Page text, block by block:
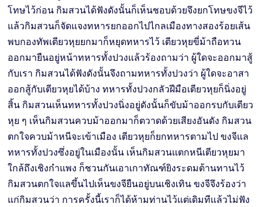
โทษไว้ก่อน กิมสวนได้ฟังดังนั้นก็เห็นชอบด้วยจึงยกโทษขงจีไว้
แล้วกิมสวนก็จัดแจงทหารยกออกไปไกลเมืองทางสองร้อยเส้น
พบกองทัพเตียวหุยยกมาก็หยุดทหารไว้ เตียวหุยขี่ม้าถือทวน
ออกมายืนอยู่หน้าทหารทั้งปวงแล้วร้องถามว่า ผู้ใดจะออกมาสู้
กับเรา กิมสวนได้ฟังดังนั้นจึงถามทหารทั้งปวงว่า ผู้ใดจะอาสา
ออกสู้กับเตียวหุยได้บ้าง ทหารทั้งปวงกลัวฝีมือเตียวหุยก็นิ่งอยู่
สิ้น กิมสวนเห็นทหารทั้งปวงนิ่งอยู่ดังนั้นก็ขับม้าออกรบกับเตียว
หุย ๆ เห็นกิมสวนควบม้าออกมาก็ตวาดด้วยเสียงอันดัง กิมสวน
ตกใจควบม้าหนีจะเข้าเมือง เตียวหุยก็ยกทหารตามไป ขงจีแล
ทหารทั้งปวงซึ่งอยู่ในเมืองนั้น เห็นกิมสวนแตกหนีเตียวหุยมา
ใกล้ถึงเชิงกำแพง ก็ชวนกันเอาเกาทัณฑ์ยิงระดมต้านทานไว้
กิมสวนตกใจแลขึ้นไปเห็นขงจียืนอยู่บนเชิงเทิน ขงจีจึงร้องว่า
แก่กิมสวนว่า การครั้งนี้เราก็ได้ห้ามท่านไว้แต่เดิมทีแล้วไม่ฟัง